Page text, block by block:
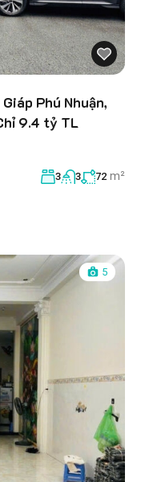
Phú Nhuận,
9.4 tỷ TL
3 3 72 m²
5